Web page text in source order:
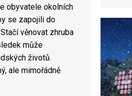
obyvatele okolních
se zapojili do
věnovat zhruba
může
životů.
ale mimořádně